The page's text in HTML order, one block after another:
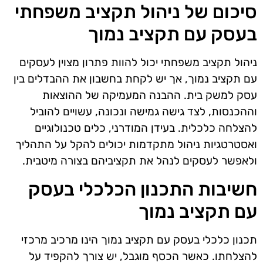
סיכום של ניהול תקציב משפחתי
בעסק עם תקציב נמוך
ניהול תקציב משפחתי יכול להוות פתרון מצוין לעסקים
עם תקציב נמוך, אך יש לקחת בחשבון את ההבדלים בין
עסק למשק בית. ההבנה המעמיקה של ההוצאות
וההכנסות, לצד גישה גמישה ונכונה, עשויים להוביל
להצלחה כלכלית. בעידן המודרני, כלים טכנולוגיים
ואסטרטגיות ניהול מתקדמות יכולים להקל על התהליך
ולאפשר לעסקים לנהל את תקציביהם בצורה מיטבית.
חשיבות התכנון הכלכלי בעסק
עם תקציב נמוך
תכנון כלכלי בעסק עם תקציב נמוך הינו מרכיב מרכזי
להצלחתו. כאשר הכסף מוגבל, יש צורך להקפיד על